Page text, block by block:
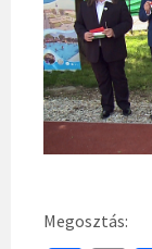
Megosztás: